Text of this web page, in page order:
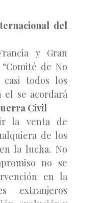
del
y Gran
de No
casi todos los
el se acordará
Civil
la venta de
de los
la lucha. No
no se
en la
extranjeros